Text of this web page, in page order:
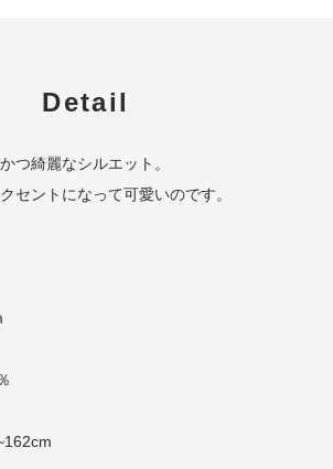
Detail
つ綺麗なシルエット。
セントになって可愛いのです。